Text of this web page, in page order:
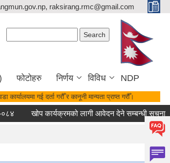
raksirang.rmc@gmail.com
फोटोहरु निर्णय विविध NDP
गई दर्ता गरौँ र कानूनी मान्यता प्राप्त गरौँ।
खोप कार्यक्रमको लागी आवेदन देने सम्बन्धी सुचना ।